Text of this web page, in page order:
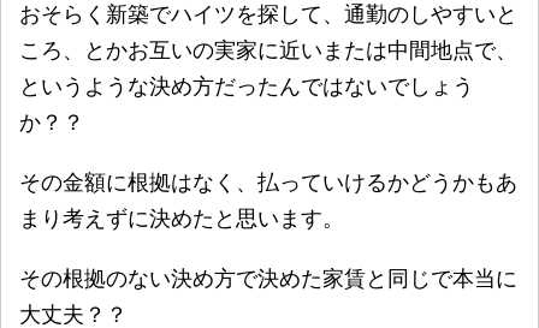
おそらく新築でハイツを探して、通勤のしやすいと
ころ、とかお互いの実家に近いまたは中間地点で、
というような決め方だったんではないでしょう
か？？
その金額に根拠はなく、払っていけるかどうかもあ
まり考えずに決めたと思います。
その根拠のない決め方で決めた家賃と同じで本当に
大丈夫？？